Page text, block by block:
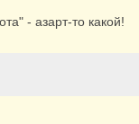
- азарт-то какой!